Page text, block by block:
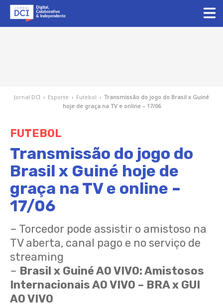
Jornal DCI › Esporte › Futebol › Transmissão do jogo do Brasil x Guiné
hoje de graça na TV e online – 17/06
FUTEBOL
Transmissão do jogo do
Brasil x Guiné hoje de
graça na TV e online –
17/06
– Torcedor pode assistir o amistoso na
TV aberta, canal pago e no serviço de
streaming
– Brasil x Guiné AO VIVO: Amistosos
Internacionais AO VIVO – BRA x GUI
AO VIVO